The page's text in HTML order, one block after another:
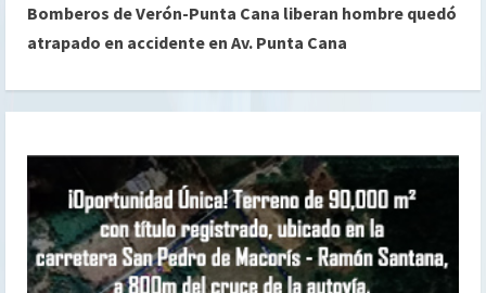
u
l
e
y
e
Bomberos de Verón-Punta Cana liberan hombre quedó
atrapado en accidente en Av. Punta Cana